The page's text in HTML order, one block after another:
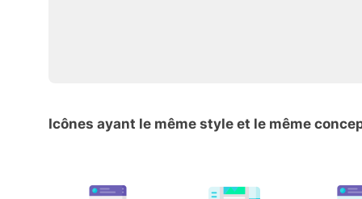
Icônes ayant le même style et le même